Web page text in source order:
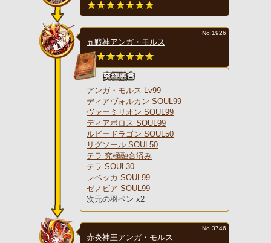
五戦神アンガ・モルス
No.1926
アンガ・モルス Lv99
ディアヴォルカン SOUL99
ヴァーミリオン SOUL99
ディアボロス SOUL99
ルビードラゴン SOUL50
リグソール SOUL50
テラ 究極融合済み
テラ SOUL30
レベッカ SOUL99
ゼノビア SOUL99
次元の羽ペン x2
赤炎神王アンガ・モルス
No.3746